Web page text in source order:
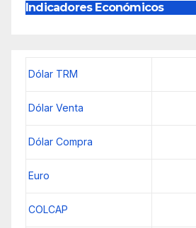
Indicadores Económicos
Dólar TRM
Dólar Venta
Dólar Compra
Euro
COLCAP